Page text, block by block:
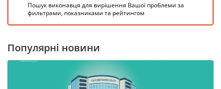
Пошук виконавця для вирішення Вашої проблеми за
фильтрами, показниками та рейтингом
Популярні новини